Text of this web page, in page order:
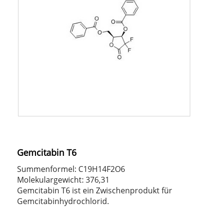
Gemcitabin T6
Summenformel: C19H14F2O6
Molekulargewicht: 376,31
Gemcitabin T6 ist ein Zwischenprodukt für
Gemcitabinhydrochlorid.